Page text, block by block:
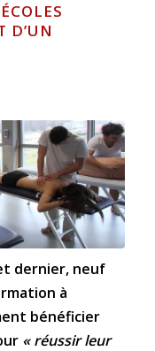
D’UN
dernier, neuf
à
bénéficier
« réussir leur